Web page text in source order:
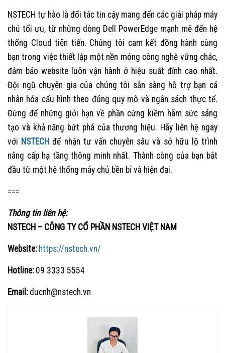
NSTECH tự hào là đối tác tin cậy mang đến các giải pháp máy
chủ tối ưu, từ những dòng Dell PowerEdge mạnh mẽ đến hệ
thống Cloud tiên tiến. Chúng tôi cam kết đồng hành cùng
bạn trong việc thiết lập một nền móng công nghệ vững chắc,
đảm bảo website luôn vận hành ở hiệu suất đỉnh cao nhất.
Đội ngũ chuyên gia của chúng tôi sẵn sàng hỗ trợ bạn cá
nhân hóa cấu hình theo đúng quy mô và ngân sách thực tế.
Đừng để những giới hạn về phần cứng kiềm hãm sức sáng
tạo và khả năng bứt phá của thương hiệu. Hãy liên hệ ngay
với NSTECH để nhận tư vấn chuyên sâu và sở hữu lộ trình
nâng cấp hạ tầng thông minh nhất. Thành công của bạn bắt
đầu từ một hệ thống máy chủ bền bỉ và hiện đại.
===
Thông tin liên hệ:
NSTECH – CÔNG TY CỔ PHẦN NSTECH VIỆT NAM
Website:https://nstech.vn/
Hotline: 09 3333 5554
Email:ducnh@nstech.vn